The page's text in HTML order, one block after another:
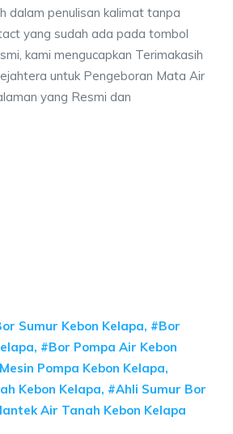
dalam penulisan kalimat tanpa
yang sudah ada pada tombol
kami mengucapkan Terimakasih
untuk Pengeboran Mata Air
yang Resmi dan
Sumur Kebon Kelapa, #Bor
#Bor Pompa Air Kebon
Pompa Kebon Kelapa,
Kebon Kelapa, #Ahli Sumur Bor
Air Tanah Kebon Kelapa